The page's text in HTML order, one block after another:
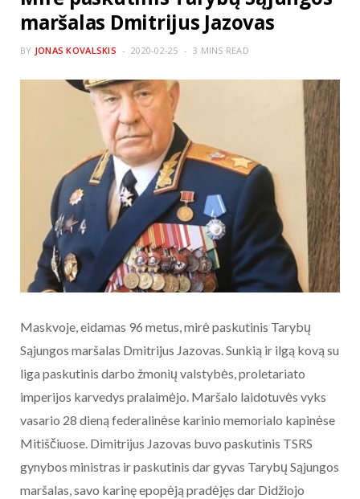
maršalas Dmitrijus Jazovas
BY JONAS KOVALSKIS 2020-02-25 3 MINS READ
Maskvoje, eidamas 96 metus, mirė paskutinis Tarybų
Sąjungos maršalas Dmitrijus Jazovas. Sunkią ir ilgą kovą su
liga paskutinis darbo žmonių valstybės, proletariato
imperijos karvedys pralaimėjo. Maršalo laidotuvės vyks
vasario 28 dieną federalinėse karinio memorialo kapinėse
Mitiščiuose. Dimitrijus Jazovas buvo paskutinis TSRS
gynybos ministras ir paskutinis dar gyvas Tarybų Sąjungos
maršalas, savo karinę epopėją pradėjęs dar Didžiojo